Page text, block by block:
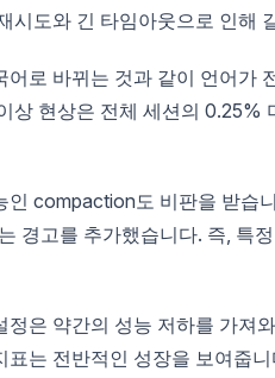
시도와 긴 타임아웃으로 인해
로 바뀌는 것과 같이 언어가
상 현상은 전체 세션의 0.25%
compaction도 비판을 받습
경고를 추가했습니다. 즉, 특
은 약간의 성능 저하를 가져
는 전반적인 성장을 보여줍니